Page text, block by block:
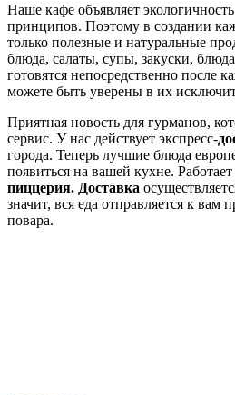
Наше кафе объявляет
принципов. Поэтому в создании
только полезные и натуральные
блюда, салаты, супы, закуски,
готовятся непосредственно после
можете быть уверены в их
Приятная новость для гурманов,
сервис. У нас действует экспресс-
города. Теперь лучшие блюда
появиться на вашей кухне.
пиццерия. Доставка
значит, вся еда отправляется к
повара.